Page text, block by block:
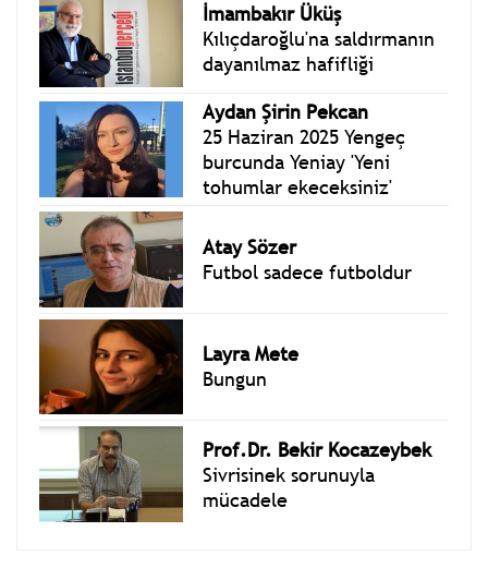
İmambakır Üküş
Kılıçdaroğlu'na saldırmanın
dayanılmaz hafifliği
Aydan Şirin Pekcan
25 Haziran 2025 Yengeç
burcunda Yeniay 'Yeni
tohumlar ekeceksiniz'
Atay Sözer
Futbol sadece futboldur
Layra Mete
Bungun
Prof.Dr. Bekir Kocazeybek
Sivrisinek sorunuyla
mücadele